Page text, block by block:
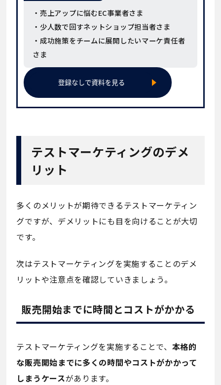
・売上アップに悩むEC事業者さま
・少人数で回すネットショップ担当者さま
・成功施策をチームに展開したいマーケ責任者
さま
テストマーケティングのデメ
リット
多くのメリットが期待できるテストマーケティン
グですが、デメリットにも目を向けることが大切
です。
次はテストマーケティングを実施することのデメ
リットや注意点を確認していきましょう。
販売開始までに時間とコストがかかる
テストマーケティングを実施することで、 本格的
な販売開始までに多くの時間やコストがかかって
しまうケースがあります。